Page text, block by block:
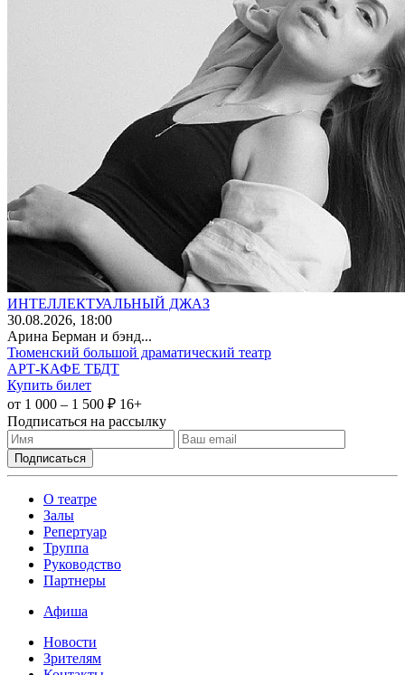
ИНТЕЛЛЕКТУАЛЬНЫЙ ДЖАЗ
30.08.2026, 18:00
Арина Берман и бэнд...
Тюменский большой драматический театр
АРТ-КАФЕ ТБДТ
Купить билет
от 1 000 – 1 500 ₽ 16+
Подписаться на рассылку
О театре
Залы
Репертуар
Труппа
Руководство
Партнеры
Афиша
Новости
Зрителям